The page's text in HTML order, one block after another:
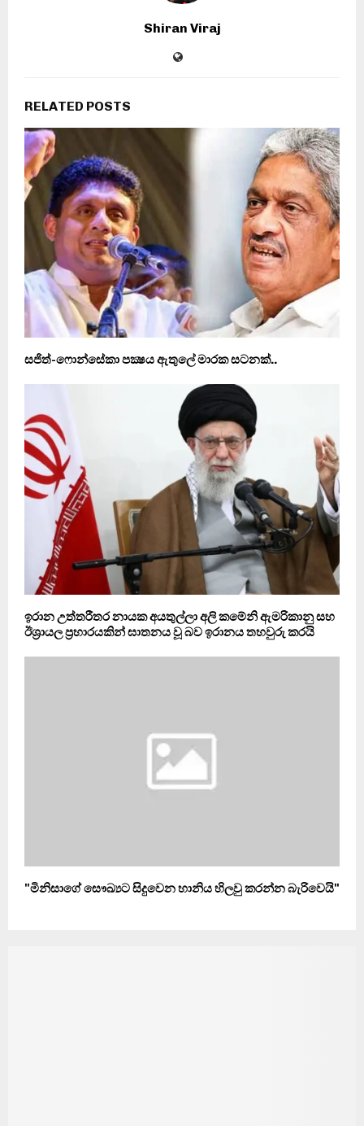
Shiran Viraj
RELATED POSTS
සජිත්-ෆොන්සේකා පක්‍ෂය ඇතුලේ මාරක සටනක්..
ඉරාන උත්තරීතර නායක අයතුල්ලා අලි කමේනි ඇමරිකානු සහ
ඊශ්‍රායල ප්‍රහාරයකින් ඝාතනය වූ බව ඉරානය තහවුරු කරයි
"මිනිසාගේ සෞඛ්‍යට සිදුවෙන හානිය හිලවු කරන්න බැරිවෙයි"